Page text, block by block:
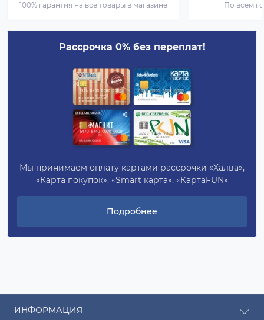
100% гарантия на все товары в магазине По всем
Рассрочка 0% без переплат!
Мы принимаем оплату картами рассрочки «Халва»,
«Карта покупок», «Smart карта», «КартаFUN»
Подробнее
ИНФОРМАЦИЯ